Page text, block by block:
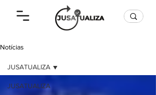
Notícias
JUSATUALIZA
JUSATUALIZA